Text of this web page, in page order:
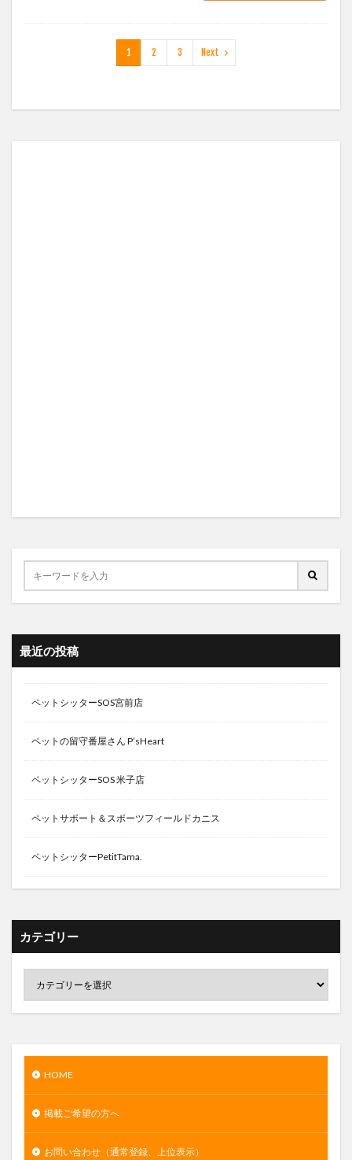
1 2 3 Next
最近の投稿
ペットシッターSOS宮前店
ペットの留守番屋さん P’sHeart
ペットシッターSOS 米子店
ペットサポート＆スポーツフィールドカニス
ペットシッターPetitTama.
カテゴリー
HOME
掲載ご希望の方へ
お問い合わせ（通常登録、上位表示）